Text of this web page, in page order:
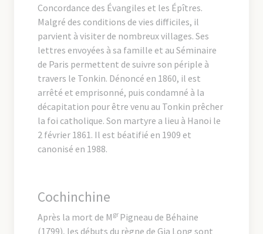
Concordance des Évangiles et les Épîtres.
Malgré des conditions de vies difficiles, il
parvient à visiter de nombreux villages. Ses
lettres envoyées à sa famille et au Séminaire
de Paris permettent de suivre son périple à
travers le Tonkin. Dénoncé en 1860, il est
arrêté et emprisonné, puis condamné à la
décapitation pour être venu au Tonkin prêcher
la foi catholique. Son martyre a lieu à Hanoi le
2 février 1861. Il est béatifié en 1909 et
canonisé en 1988.
Cochinchine
Après la mort de M gr Pigneau de Béhaine
(1799), les débuts du règne de Gia Long sont